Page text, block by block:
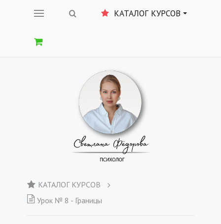
КАТАЛОГ КУРСОВ
КАТАЛОГ КУРСОВ
Урок № 8 - Границы